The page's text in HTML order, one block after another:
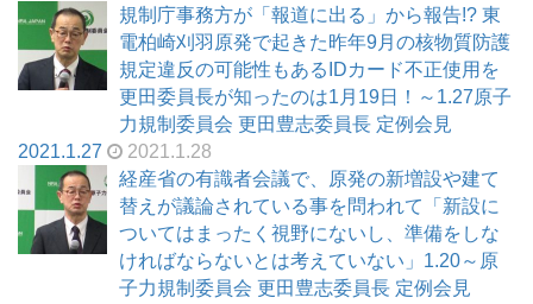
規制庁事務方が「報道に出る」から報告!? 東
電柏崎刈羽原発で起きた昨年9月の核物質防護
規定違反の可能性もあるIDカード不正使用を
更田委員長が知ったのは1月19日！～1.27原子
力規制委員会 更田豊志委員長 定例会見
2021.1.27
2021.1.28
経産省の有識者会議で、原発の新増設や建て
替えが議論されている事を問われて「新設に
ついてはまったく視野にないし、準備をしな
ければならないとは考えていない」1.20～原
子力規制委員会 更田豊志委員長 定例会見